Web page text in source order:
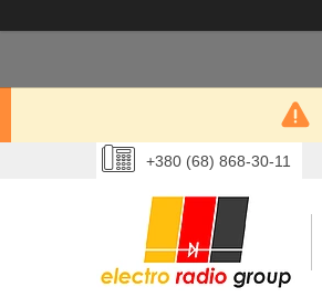
+380 (68) 868-30-11